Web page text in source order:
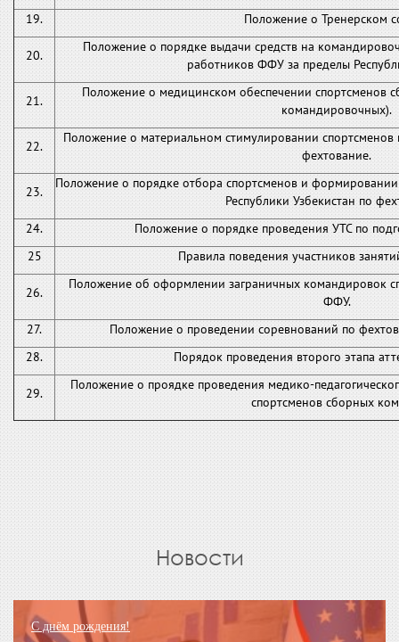
19.
Положение о Тренерском
20.
Положение о порядке выдачи средств на
работников ФФУ за пределы
21.
Положение о медицинском обеспечении спортсменов
командировочных).
22.
Положение о материальном стимулировании спортсменов
фехтование.
23.
Положение о порядке отбора спортсменов и
Республики Узбекистан по
24.
Положение о порядке проведения УТС по
25
Правила поведения участников
26.
Положение об оформлении заграничных командировок
ФФУ.
27.
Положение о проведении соревнований по
28.
Порядок проведения второго этапа
29.
Положение о проядке проведения медико-
спортсменов сборных
Новости
С днём рождения!